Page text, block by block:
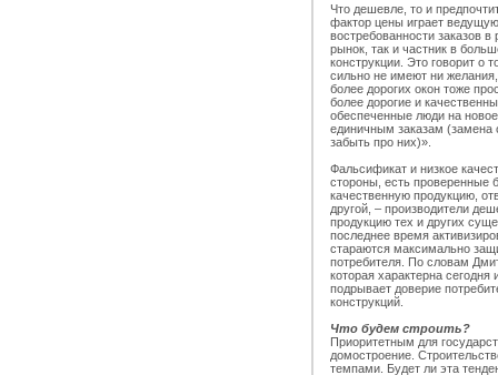
Что дешевле, то и
фактор цены играет
востребованности заказов
рынок, так и частник в
конструкции. Это говорит о
сильно не имеют ни
более дорогих окон тоже
более дорогие и
обеспеченные люди на
единичным заказам (замена
забыть про них)».
Фальсификат и низкое
стороны, есть проверенные
качественную продукцию,
другой, – производители
продукцию тех и других
последнее время
стараются максимально
потребителя. По словам
которая характерна
подрывает доверие
конструкций.
Что будем строить?
Приоритетным для
домостроение.
темпами. Будет ли эта